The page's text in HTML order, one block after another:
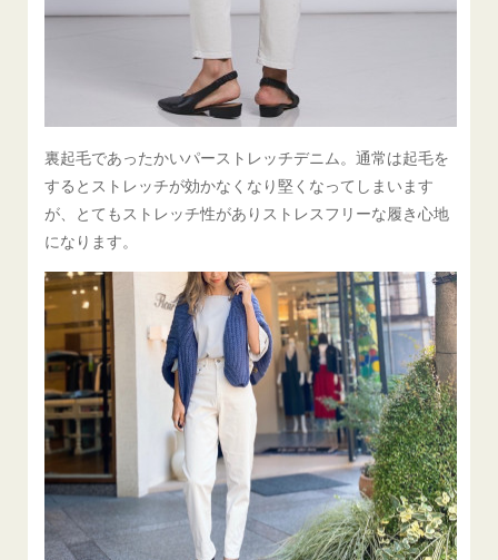
裏起毛であったかいパーストレッチデニム。通常は起毛を
するとストレッチが効かなくなり堅くなってしまいます
が、とてもストレッチ性がありストレスフリーな履き心地
になります。